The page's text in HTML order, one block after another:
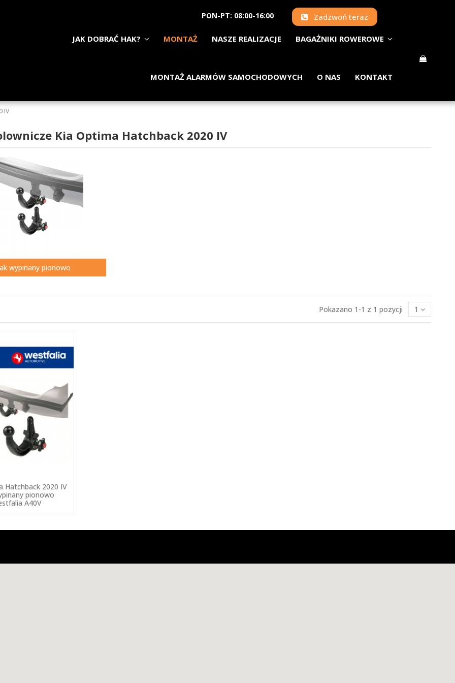
PON-PT: 08:00-16:00 Zadzwoń teraz
JAK DOBRAĆ HAK? MONTAŻ NASZE REALIZACJE BAGAŻNIKI ROWEROWE
MONTAŻ ALARMÓW SAMOCHODOWYCH O NAS KONTAKT
IV
Kia Optima Hatchback 2020 IV
wypinany pionowo
Pokazano 1-1 z 1 pozycji 1
Hatchback 2020 IV
pionowo
A40V